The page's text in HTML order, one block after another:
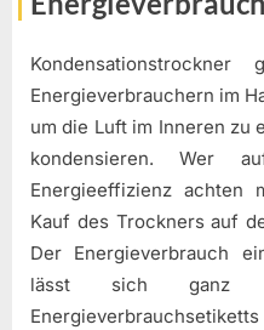
Energieverbrauchern im
um die Luft im Inneren zu
kondensieren. Wer
Energieeffizienz achten
Kauf des Trockners auf
Der Energieverbrauch
lässt sich ganz